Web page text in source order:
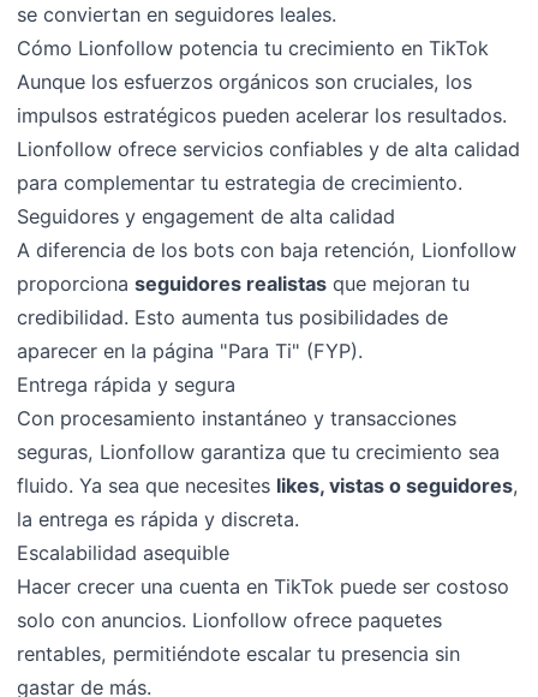
se conviertan en seguidores leales.
Cómo Lionfollow potencia tu crecimiento en TikTok
Aunque los esfuerzos orgánicos son cruciales, los
impulsos estratégicos pueden acelerar los resultados.
Lionfollow ofrece servicios confiables y de alta calidad
para complementar tu estrategia de crecimiento.
Seguidores y engagement de alta calidad
A diferencia de los bots con baja retención, Lionfollow
proporcionaseguidores realistas que mejoran tu
credibilidad. Esto aumenta tus posibilidades de
aparecer en la página "Para Ti" (FYP).
Entrega rápida y segura
Con procesamiento instantáneo y transacciones
seguras, Lionfollow garantiza que tu crecimiento sea
fluido. Ya sea que necesites likes, vistas o seguidores,
la entrega es rápida y discreta.
Escalabilidad asequible
Hacer crecer una cuenta en TikTok puede ser costoso
solo con anuncios. Lionfollow ofrece paquetes
rentables, permitiéndote escalar tu presencia sin
gastar de más.